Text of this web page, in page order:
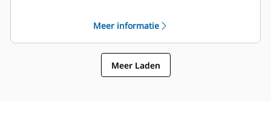
blijft kleven en de buitenste delen van
de schuif uitstekend worden
ondersteund.
Meer informatie
Meer Laden